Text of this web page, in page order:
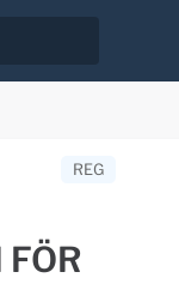
REG